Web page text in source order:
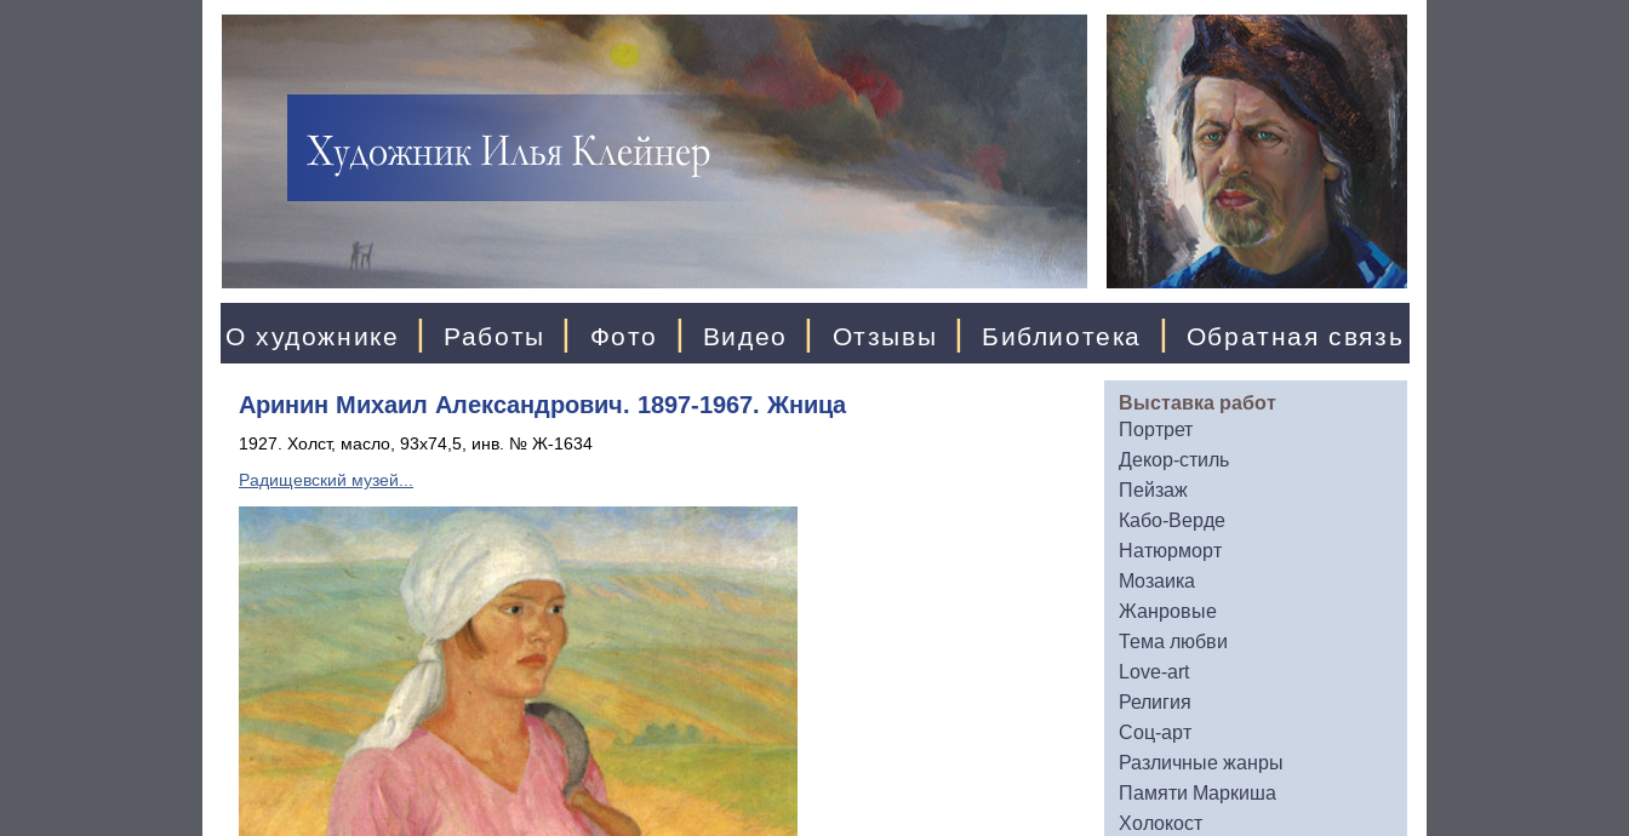
О художнике | Работы | Фото | Видео | Отзывы | Библиотека | Обратная связь
Аринин Михаил Александрович. 1897-1967. Жница
1927. Холст, масло, 93x74,5, инв. № Ж-1634
Радищевский музей...
Выставка работ
Портрет
Декор-стиль
Пейзаж
Кабо-Верде
Натюрморт
Мозаика
Жанровые
Тема любви
Love-art
Религия
Соц-арт
Различные жанры
Памяти Маркиша
Холокост